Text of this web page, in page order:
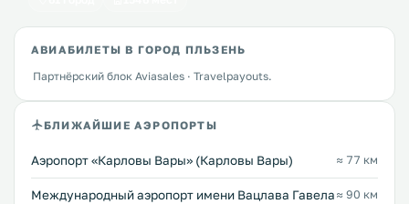
АВИАБИЛЕТЫ В ГОРОД ПЛЬЗЕНЬ
Партнёрский блок Aviasales · Travelpayouts.
БЛИЖАЙШИЕ АЭРОПОРТЫ
Аэропорт «Карловы Вары» (Карловы Вары) ≈ 77 км
Международный аэропорт имени Вацлава Гавела ≈ 90 км